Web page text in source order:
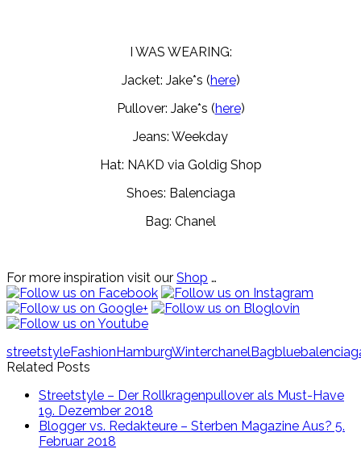
I WAS WEARING:
Jacket: Jake*s (here)
Pullover: Jake*s (here)
Jeans: Weekday
Hat: NAKD via Goldig Shop
Shoes: Balenciaga
Bag: Chanel
For more inspiration visit our Shop …
streetstyleFashion HamburgWinterchanelBagblue
Related Posts
Streetstyle – Der Rollkragenpullover als Must-Have
19. Dezember 2018
Blogger vs. Redakteure – Sterben Magazine Aus? 5.
Februar 2018